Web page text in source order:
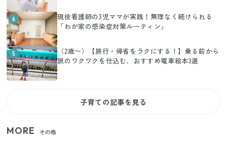
4
現役看護師の3児ママが実践！無理なく続けられる
「わが家の感染症対策ルーティン」
5
（2歳〜）【旅行・帰省をラクにする！】乗る前から
旅のワクワクを仕込む、おすすめ電車絵本3選
子育ての記事を見る
MORE その他